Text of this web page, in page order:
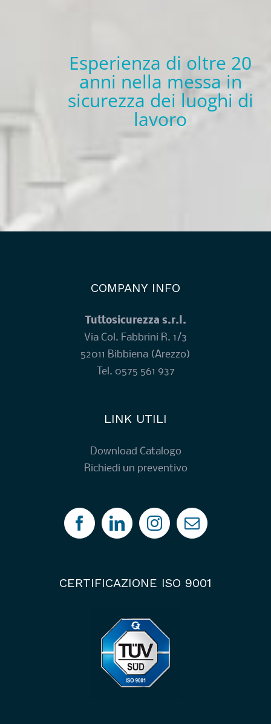
Esperienza di oltre 20
anni nella messa in
sicurezza dei luoghi di
lavoro
COMPANY INFO
Tuttosicurezza s.r.l.
Via Col. Fabbrini R. 1/3
52011 Bibbiena (Arezzo)
Tel. 0575 561 937
LINK UTILI
Download Catalogo
Richiedi un preventivo
CERTIFICAZIONE ISO 9001